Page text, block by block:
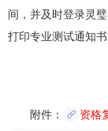
间，并及时登录灵
打印专业测试通知
附件： 资格